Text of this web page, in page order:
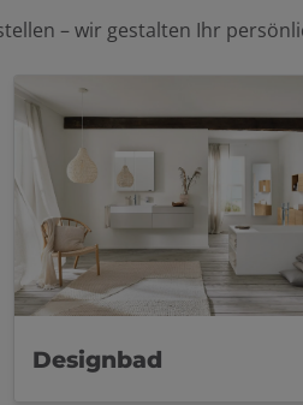
– wir gestalten Ihr
Designbad